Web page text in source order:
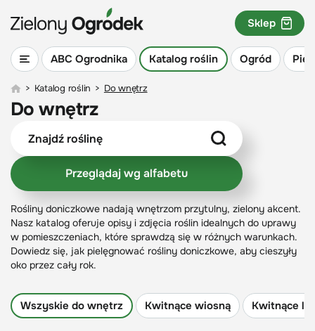
ABC Ogrodnika Katalog roślin Ogród
Sklep
> Katalog roślin > Do wnętrz
Do wnętrz
Przeglądaj wg alfabetu
Rośliny doniczkowe nadają wnętrzom przytulny, zielony akcent.
Nasz katalog oferuje opisy i zdjęcia roślin idealnych do uprawy
w pomieszczeniach, które sprawdzą się w różnych warunkach.
Dowiedz się, jak pielęgnować rośliny doniczkowe, aby cieszyły
oko przez cały rok.
Wszyskie do wnętrz Kwitnące wiosną Kwitnące